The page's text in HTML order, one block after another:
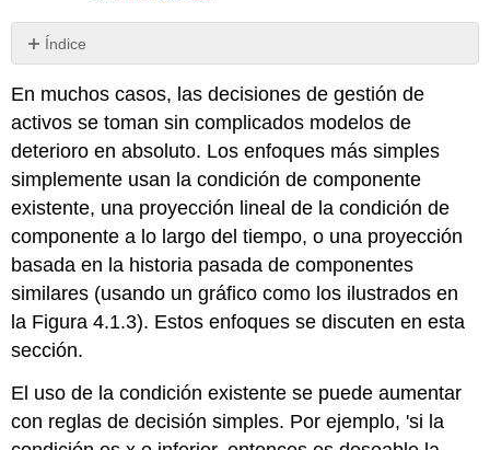
Índice
Sin
En muchos casos, las decisiones de gestión de
activos se toman sin complicados modelos de
deterioro en absoluto. Los enfoques más simples
simplemente usan la condición de componente
existente, una proyección lineal de la condición de
componente a lo largo del tiempo, o una proyección
basada en la historia pasada de componentes
similares (usando un gráfico como los ilustrados en
la Figura 4.1.3). Estos enfoques se discuten en esta
sección.
El uso de la condición existente se puede aumentar
con reglas de decisión simples. Por ejemplo, 'si la